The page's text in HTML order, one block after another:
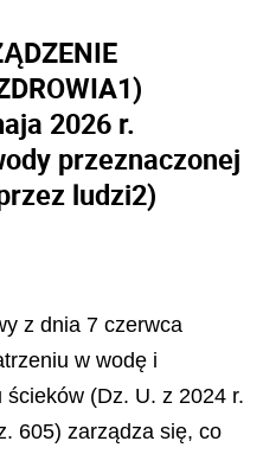
1)
2026 r.
przeznaczonej
ludzi2)
z dnia 7 czerwca
w wodę i
(Dz. U. z 2024 r.
605) zarządza się, co